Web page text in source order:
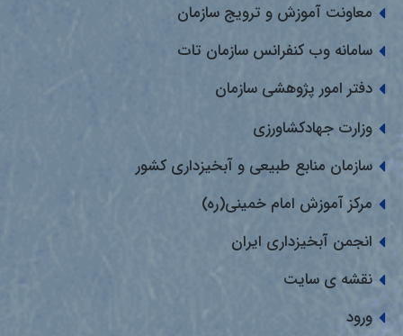
معاونت آموزش و ترویج سازمان
سامانه وب کنفرانس سازمان تات
دفتر امور پژوهشی سازمان
وزارت جهادکشاورزی
سازمان منابع طبیعی و آبخیزداری کشور
مرکز آموزش امام خمینی(ره)
انجمن آبخیزداری ایران
نقشه ی سایت
ورود